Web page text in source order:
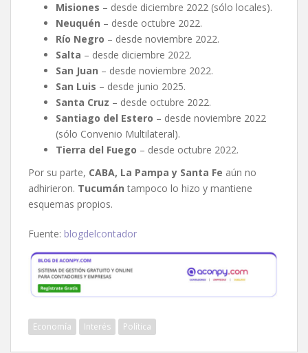
Misiones – desde diciembre 2022 (sólo locales).
Neuquén – desde octubre 2022.
Río Negro – desde noviembre 2022.
Salta – desde diciembre 2022.
San Juan – desde noviembre 2022.
San Luis – desde junio 2025.
Santa Cruz – desde octubre 2022.
Santiago del Estero – desde noviembre 2022
(sólo Convenio Multilateral).
Tierra del Fuego – desde octubre 2022.
Por su parte, CABA, La Pampa y Santa Fe aún no
adhirieron. Tucumán tampoco lo hizo y mantiene
esquemas propios.
Fuente: blogdelcontador
Economía Interés Política